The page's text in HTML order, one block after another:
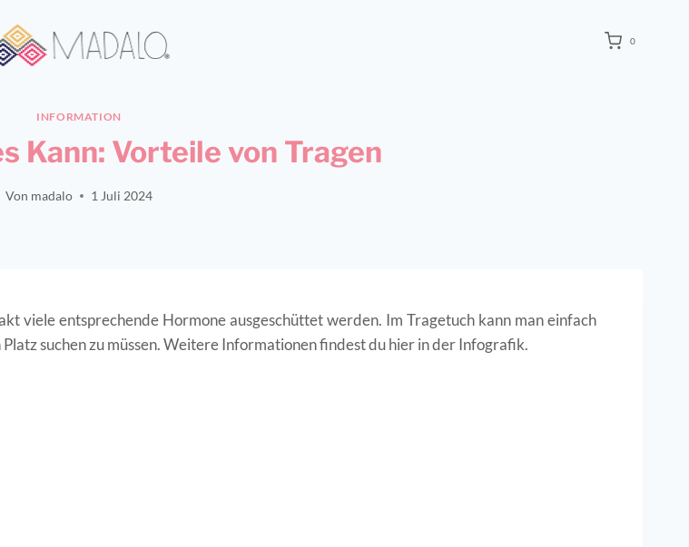
0
INFORMATION
Kann: Vorteile von Tragen
Von madalo 1 Juli 2024
viele entsprechende Hormone ausgeschüttet werden. Im Tragetuch kann man einfach
suchen zu müssen.Weitere Informationen findest du hier in der Infografik.